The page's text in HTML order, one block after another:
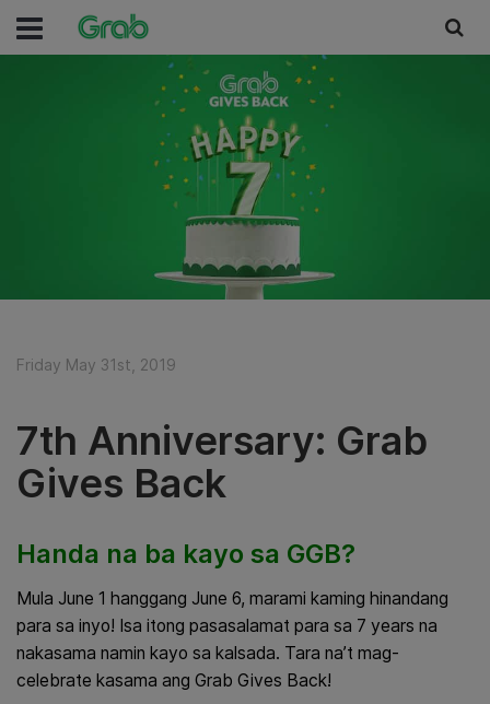
Friday May 31st, 2019
7th Anniversary: Grab
Gives Back
Handa na ba kayo sa GGB?
Mula June 1 hanggang June 6, marami kaming hinandang
para sa inyo! Isa itong pasasalamat para sa 7 years na
nakasama namin kayo sa kalsada. Tara na’t mag-
celebrate kasama ang Grab Gives Back!